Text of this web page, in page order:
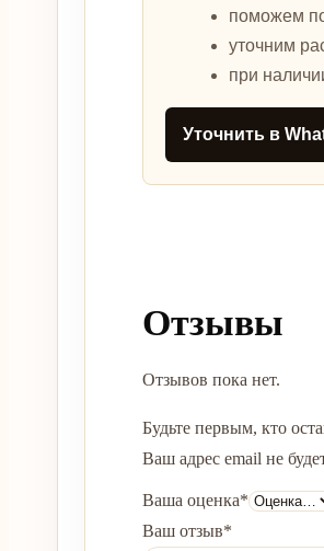
поможем
уточним
при
Уточнить в
Отзывы
Отзывов пока нет.
Будьте первым, кто
Ваш адрес email не
Ваша оценка*
Ваш отзыв*